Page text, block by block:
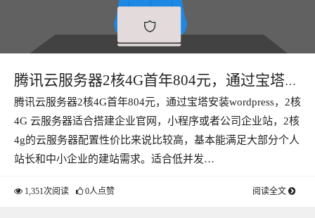
腾讯云服务器2核4G首年804元，通过宝塔安
装wordpress
腾讯云服务器2核4G首年804元，通过宝塔安装wordpress，2核
4G 云服务器适合搭建企业官网，小程序或者公司企业站，2核
4g的云服务器配置性价比来说比较高，基本能满足大部分个人
站长和中小企业的建站需求。适合低并发…
1,351次阅读 0人点赞 阅读全文